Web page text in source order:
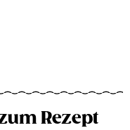
Rezept